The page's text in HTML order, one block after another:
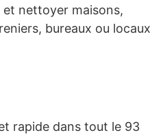
nettoyer maisons,
bureaux ou locaux
rapide dans tout le 93